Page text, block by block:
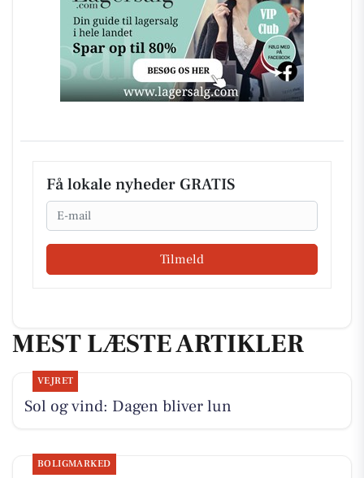
Få lokale nyheder GRATIS
Email
Tilmeld
MEST LÆSTE ARTIKLER
VEJRET
Sol og vind: Dagen bliver lun
BOLIGMARKED